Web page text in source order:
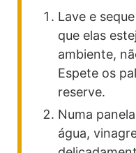
Lave e
que elas
ambiente,
Espete os
reserve.
Numa
água,